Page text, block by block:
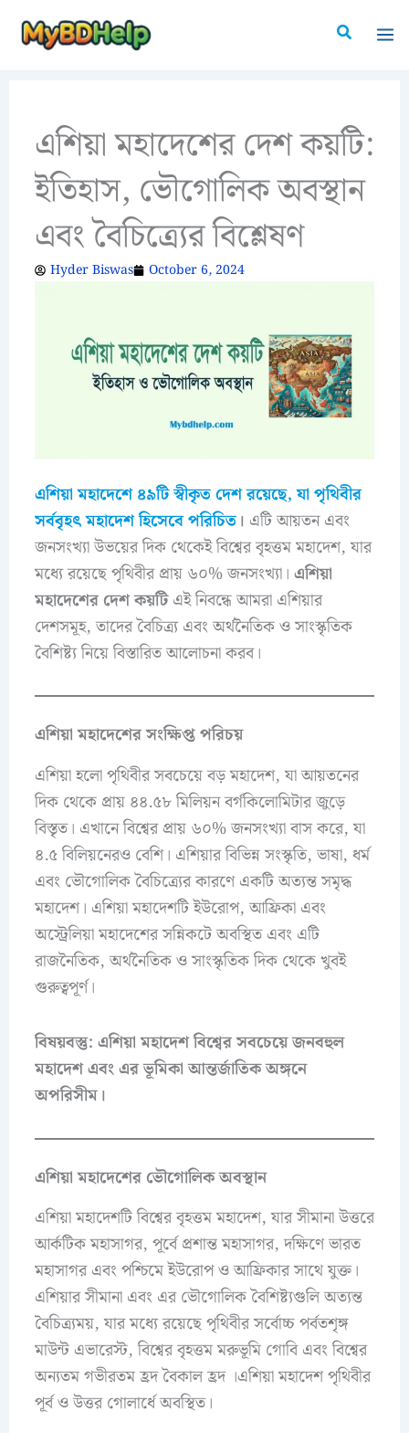
Search
এশিয়া মহাদেশের দেশ কয়টি:
ইতিহাস, ভৌগোলিক অবস্থান
এবং বৈচিত্র্যের বিশ্লেষণ
Hyder Biswas October 6, 2024
এশিয়া মহাদেশে ৪৯টি স্বীকৃত দেশ রয়েছে, যা পৃথিবীর
সর্ববৃহৎ মহাদেশ হিসেবে পরিচিত। এটি আয়তন এবং
জনসংখ্যা উভয়ের দিক থেকেই বিশ্বের বৃহত্তম মহাদেশ, যার
মধ্যে রয়েছে পৃথিবীর প্রায় ৬০% জনসংখ্যা। এশিয়া
মহাদেশের দেশ কয়টিএই নিবন্ধে আমরা এশিয়ার
দেশসমূহ, তাদের বৈচিত্র্য এবং অর্থনৈতিক ও সাংস্কৃতিক
বৈশিষ্ট্য নিয়ে বিস্তারিত আলোচনা করব।
এশিয়া মহাদেশের সংক্ষিপ্ত পরিচয়
এশিয়া হলো পৃথিবীর সবচেয়ে বড় মহাদেশ, যা আয়তনের
দিক থেকে প্রায় ৪৪.৫৮ মিলিয়ন বর্গকিলোমিটার জুড়ে
বিস্তৃত। এখানে বিশ্বের প্রায় ৬০% জনসংখ্যা বাস করে, যা
৪.৫ বিলিয়নেরও বেশি। এশিয়ার বিভিন্ন সংস্কৃতি, ভাষা, ধর্ম
এবং ভৌগোলিক বৈচিত্র্যের কারণে একটি অত্যন্ত সমৃদ্ধ
মহাদেশ। এশিয়া মহাদেশটি ইউরোপ, আফ্রিকা এবং
অস্ট্রেলিয়া মহাদেশের সন্নিকটে অবস্থিত এবং এটি
রাজনৈতিক, অর্থনৈতিক ও সাংস্কৃতিক দিক থেকে খুবই
গুরুত্বপূর্ণ।
বিষয়বস্তু: এশিয়া মহাদেশ বিশ্বের সবচেয়ে জনবহুল
মহাদেশ এবং এর ভূমিকা আন্তর্জাতিক অঙ্গনে
অপরিসীম।
এশিয়া মহাদেশের ভৌগোলিক অবস্থান
এশিয়া মহাদেশটি বিশ্বের বৃহত্তম মহাদেশ, যার সীমানা উত্তরে
আর্কটিক মহাসাগর, পূর্বে প্রশান্ত মহাসাগর, দক্ষিণে ভারত
মহাসাগর এবং পশ্চিমে ইউরোপ ও আফ্রিকার সাথে যুক্ত।
এশিয়ার সীমানা এবং এর ভৌগোলিক বৈশিষ্ট্যগুলি অত্যন্ত
বৈচিত্র্যময়, যার মধ্যে রয়েছে পৃথিবীর সর্বোচ্চ পর্বতশৃঙ্গ
মাউন্ট এভারেস্ট, বিশ্বের বৃহত্তম মরুভূমি গোবি এবং বিশ্বের
অন্যতম গভীরতম হ্রদ বৈকাল হ্রদ ।এশিয়া মহাদেশ পৃথিবীর
পূর্ব ও উত্তর গোলার্ধে অবস্থিত।